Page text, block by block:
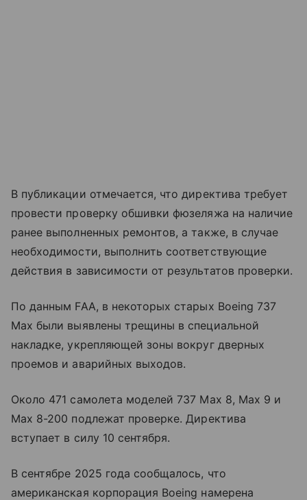
В публикации отмечается, что директива требует
провести проверку обшивки фюзеляжа на наличие
ранее выполненных ремонтов, а также, в случае
необходимости, выполнить соответствующие
действия в зависимости от результатов проверки.
По данным FAA, в некоторых старых Boeing 737
Max были выявлены трещины в специальной
накладке, укрепляющей зоны вокруг дверных
проемов и аварийных выходов.
Около 471 самолета моделей 737 Max 8, Max 9 и
Max 8-200 подлежат проверке. Директива
вступает в силу 10 сентября.
В сентябре 2025 года сообщалось, что
американская корпорация Boeing намерена